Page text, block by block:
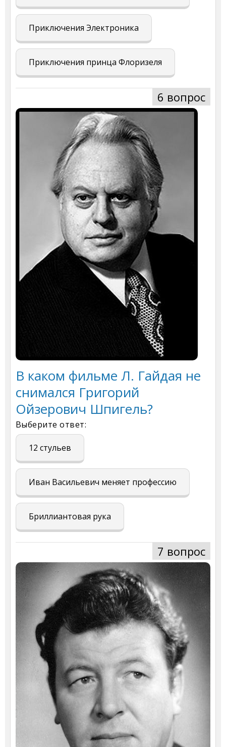
Приключения Электроника
Приключения принца Флоризеля
6 вопрос
В каком фильме Л. Гайдая не
снимался Григорий
Ойзерович Шпигель?
Выберите ответ:
12 стульев
Иван Васильевич меняет профессию
Бриллиантовая рука
7 вопрос